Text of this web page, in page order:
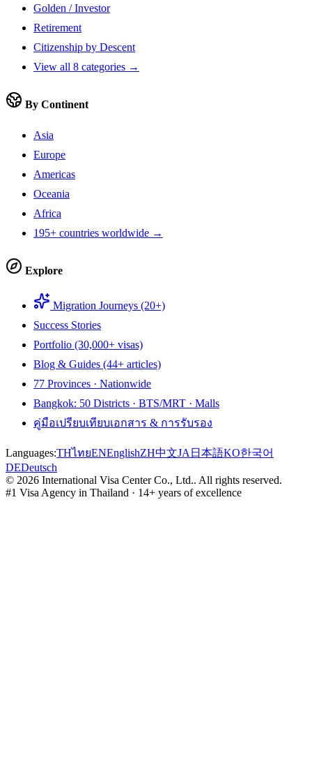
Golden / Investor
Retirement
Citizenship by Descent
View all 8 categories →
By Continent
Asia
Europe
Americas
Oceania
Africa
195+ countries worldwide →
Explore
Migration Journeys (20+)
Success Stories
Portfolio (30,000+ visas)
Blog & Guides (44+ articles)
77 Provinces · Nationwide
Bangkok: 50 Districts · BTS/MRT · Malls
คู่มือเปรียบเทียบเอกสาร & การรับรอง
Languages:THไทยENEnglishZH中文JA 日本語KO한국어
DEDeutsch
© 2026 International Visa Center Co., Ltd.. All rights reserved.
#1 Visa Agency in Thailand · 14+ years of excellence